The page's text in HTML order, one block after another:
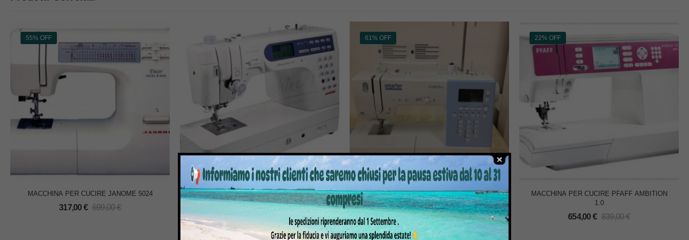
55% OFF
MACCHINA PER CUCIRE JANOME 5024
317,00 € 699,00€
MACCHINA PER CUCIRE E RICAMO
MC6500P CON TAVOLO
1.999,00
61% OFF
MACCHINA PER CUCIRE PFAFF C1100PRO
SMARTER
680,00€ 1.749,00€
22% OFF
MACCHINA PER CUCIRE PFAFF AMBITION
1.0
654,00 € 839,00€